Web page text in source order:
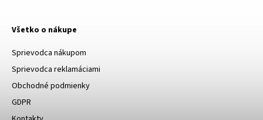
Všetko o nákupe
Sprievodca nákupom
Sprievodca reklamáciami
Obchodné podmienky
GDPR